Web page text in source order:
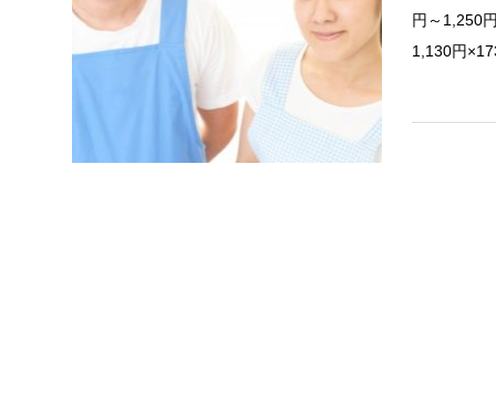
円～1,250
1,130円